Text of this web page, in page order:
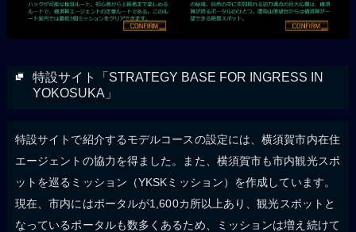
特設サイト「STRATEGY BASE FOR INGRESS IN
YOKOSUKA」
特設サイトで紹介するモデルコースの設定には、横須賀市内在住
エージェントの協力を得ました。また、横須賀市も市内観光スポ
ットを巡るミッション（YKSKミッション）を作成しています。
現在、市内にはポータルが1,600カ所以上あり、観光スポットと
なっているポータルも数多くあるため、ミッションは増え続けて